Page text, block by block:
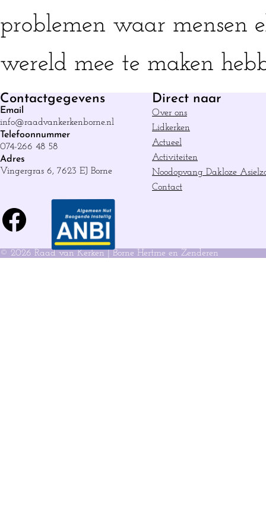
problemen waar mensen
wereld mee te maken
Contactgegevens
Email
info@raadvankerkenborne.nl
Telefoonnummer
074-266 48 58
Adres
Vingergras 6, 7623 EJ Borne
Facebook
Direct naar
Over ons
Lidkerken
Actueel
Activiteiten
Noodopvang Dakloze
Contact
© 2026 Raad van Kerken | Borne Hertme en Zenderen